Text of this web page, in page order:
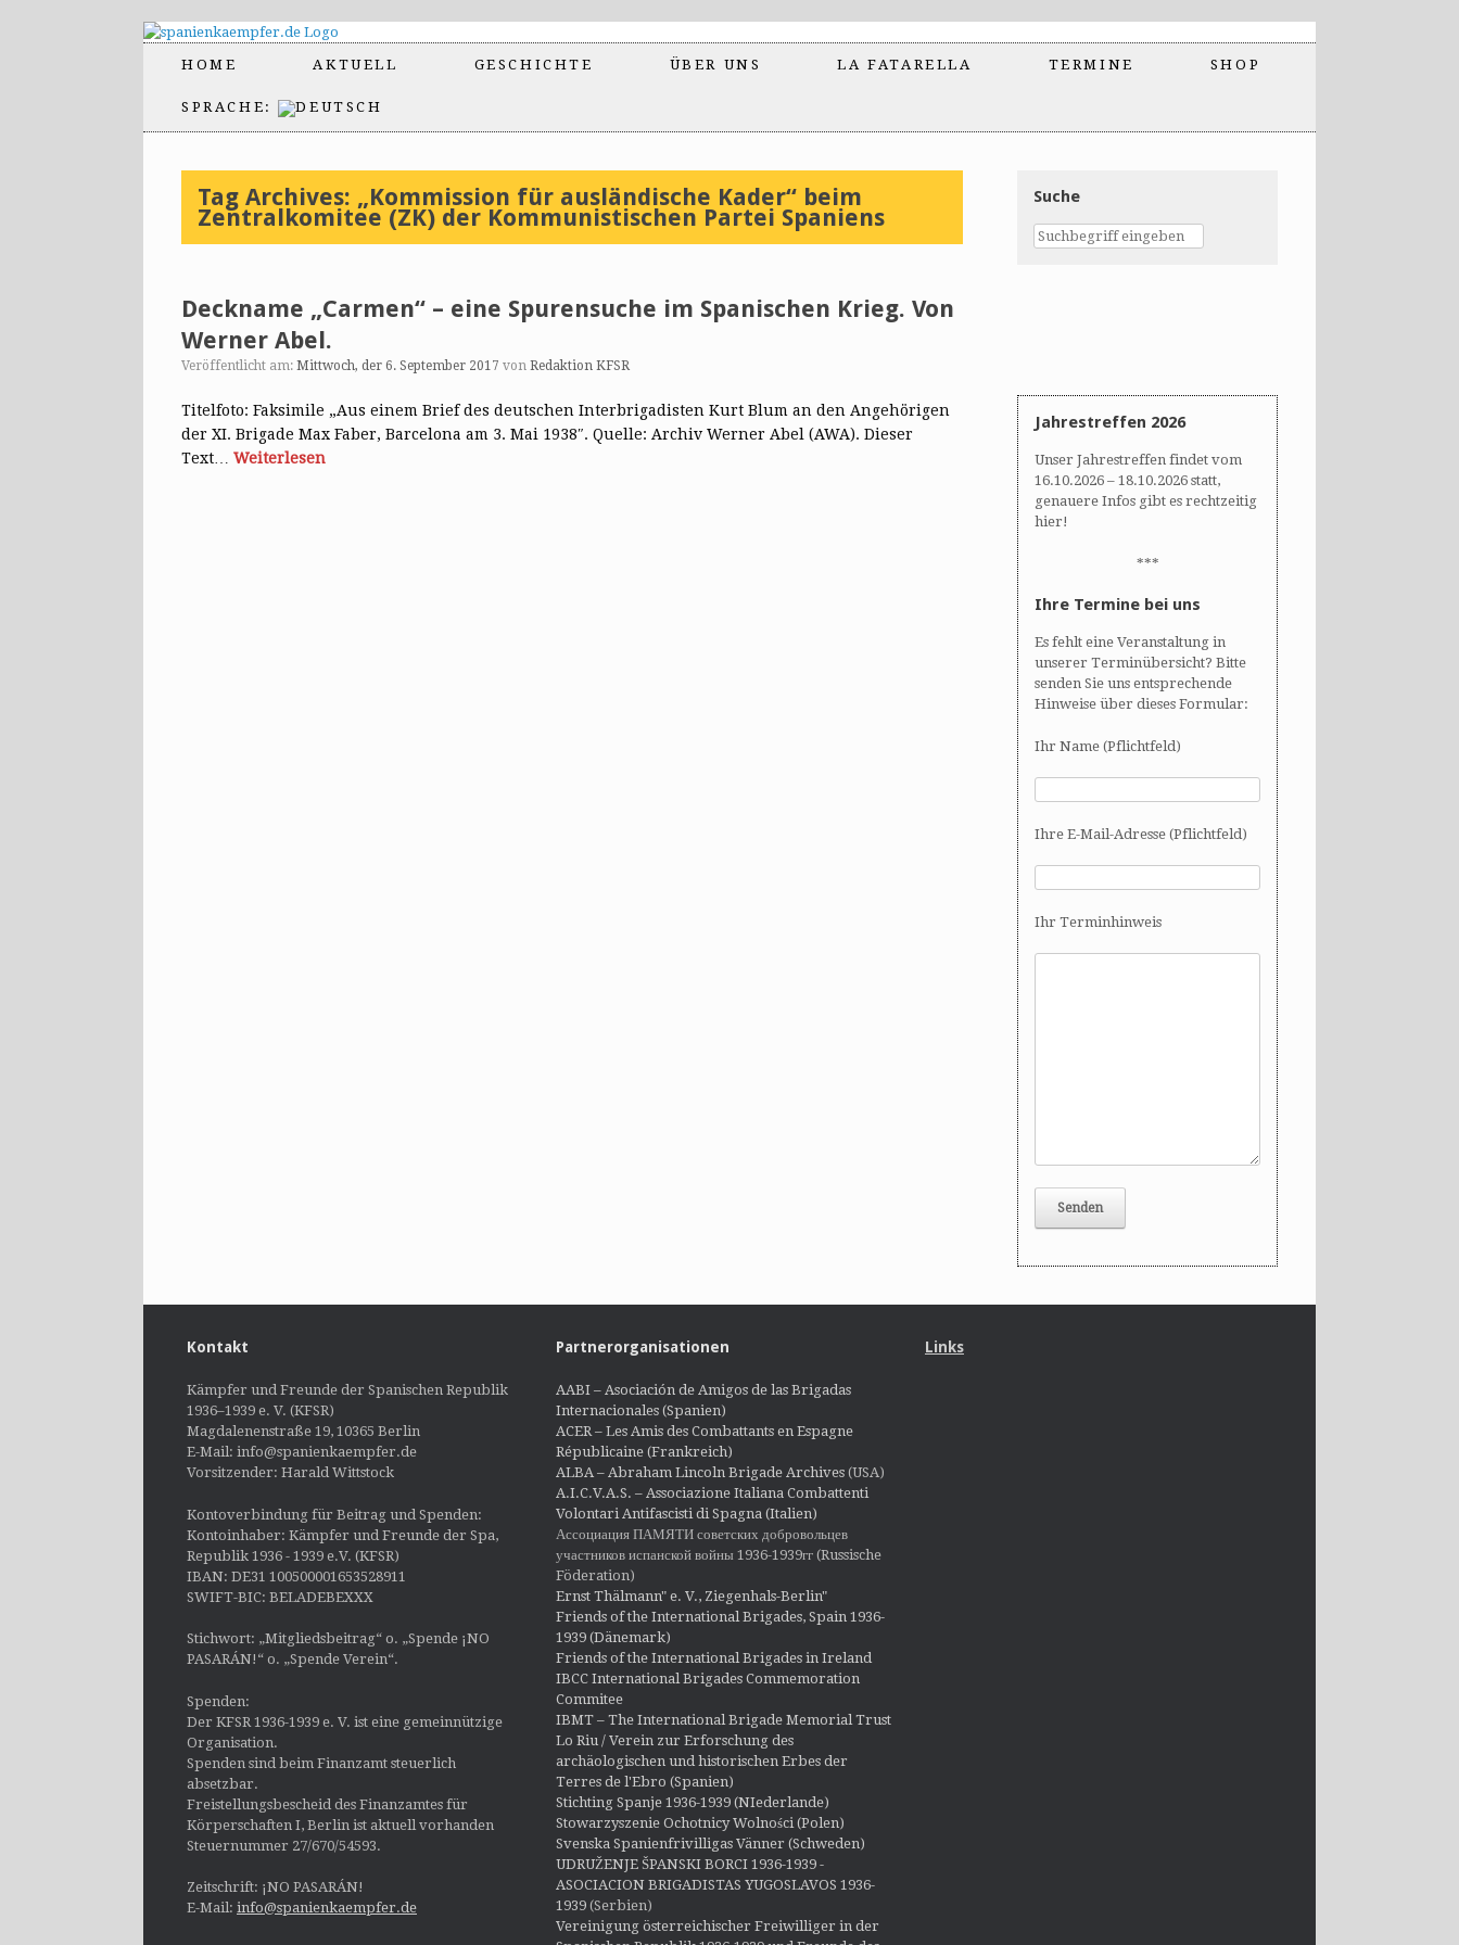
HOME AKTUELL GESCHICHTE ÜBER UNS LA FATARELLA TERMINE SHOP
SPRACHE:
Tag Archives: „Kommission für ausländische Kader“ beim
Zentralkomitee (ZK) der Kommunistischen Partei Spaniens
Deckname „Carmen“ – eine Spurensuche im Spanischen Krieg. Von
Werner Abel.
Veröffentlicht am: Mittwoch, der 6. September 2017 von Redaktion KFSR
Titelfoto: Faksimile „Aus einem Brief des deutschen Interbrigadisten Kurt Blum an den Angehörigen
der XI. Brigade Max Faber, Barcelona am 3. Mai 1938″. Quelle: Archiv Werner Abel (AWA). Dieser
Text… Weiterlesen
Suche
Jahrestreffen 2026
Unser Jahrestreffen findet vom
16.10.2026 – 18.10.2026 statt,
genauere Infos gibt es rechtzeitig
hier!
***
Ihre Termine bei uns
Es fehlt eine Veranstaltung in
unserer Terminübersicht? Bitte
senden Sie uns entsprechende
Hinweise über dieses Formular:
Ihr Name (Pflichtfeld)
Ihre E-Mail-Adresse (Pflichtfeld)
Ihr Terminhinweis
Kontakt
Kämpfer und Freunde der Spanischen Republik
1936–1939 e. V. (KFSR)
Magdalenenstraße 19, 10365 Berlin
E-Mail: info@spanienkaempfer.de
Vorsitzender: Harald Wittstock
Kontoverbindung für Beitrag und Spenden:
Kontoinhaber: Kämpfer und Freunde der Spa,
Republik 1936 - 1939 e.V. (KFSR)
IBAN: DE31 100500001653528911
SWIFT-BIC: BELADEBEXXX
Stichwort: „Mitgliedsbeitrag“ o. „Spende ¡NO
PASARÁN!“ o. „Spende Verein“.
Spenden:
Der KFSR 1936-1939 e. V. ist eine gemeinnützige
Organisation.
Spenden sind beim Finanzamt steuerlich
absetzbar.
Freistellungsbescheid des Finanzamtes für
Körperschaften I, Berlin ist aktuell vorhanden
Steuernummer 27/670/54593.
Zeitschrift: ¡NO PASARÁN!
E-Mail: info@spanienkaempfer.de
Partnerorganisationen
AABI – Asociación de Amigos de las Brigadas
Internacionales (Spanien)
ACER – Les Amis des Combattants en Espagne
Républicaine (Frankreich)
ALBA – Abraham Lincoln Brigade Archives(USA)
A.I.C.V.A.S. – Associazione Italiana Combattenti
Volontari Antifascisti di Spagna (Italien)
Ассоциация ПАМЯТИ советских добровольцев
участников испанской войны 1936-1939гг (Russische
Föderation)
Ernst Thälmann" e. V., Ziegenhals-Berlin"
Friends of the International Brigades, Spain 1936-
1939 (Dänemark)
Friends of the International Brigades in Ireland
IBCC International Brigades Commemoration
Commitee
IBMT – The International Brigade Memorial Trust
Lo Riu / Verein zur Erforschung des
archäologischen und historischen Erbes der
Terres de l'Ebro (Spanien)
Stichting Spanje 1936-1939 (NIederlande)
Stowarzyszenie Ochotnicy Wolności (Polen)
Svenska Spanienfrivilligas Vänner (Schweden)
UDRUŽENJE ŠPANSKI BORCI 1936-1939 -
ASOCIACION BRIGADISTAS YUGOSLAVOS 1936-
1939(Serbien)
Vereinigung österreichischer Freiwilliger in der
Links